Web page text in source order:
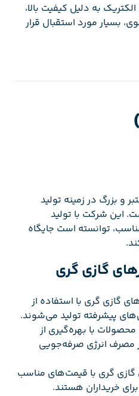
به دلیل کیفیت بالا،
بسیار مورد استقبال قرار
و بزرگ در زمینه تولید
این شرکت با تولید
توانسته است جایگاه
گازی گری با استفاده از
پیشرفته تولید می‌شوند.
محصولات با بهره‌گیری از
مصرف انرژی صرفه‌جویی
گازی گری با قیمت‌های مناسب
خریداران هستند.